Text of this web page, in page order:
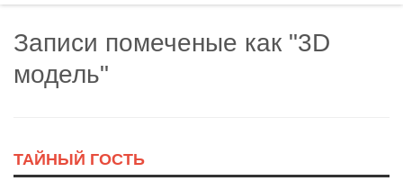
Записи помеченые как "3D
модель"
ТАЙНЫЙ ГОСТЬ